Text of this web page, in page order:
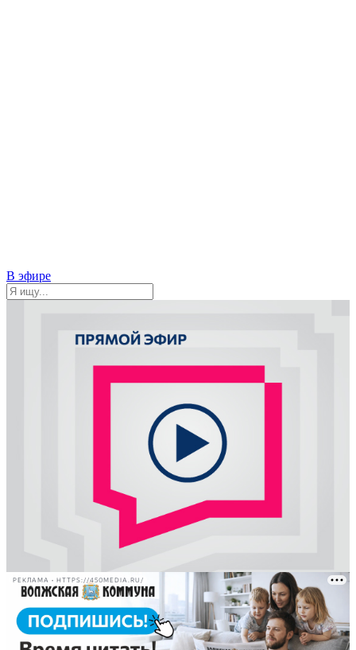
В эфире
РЕКЛАМА • HTTPS://450MEDIA.RU/